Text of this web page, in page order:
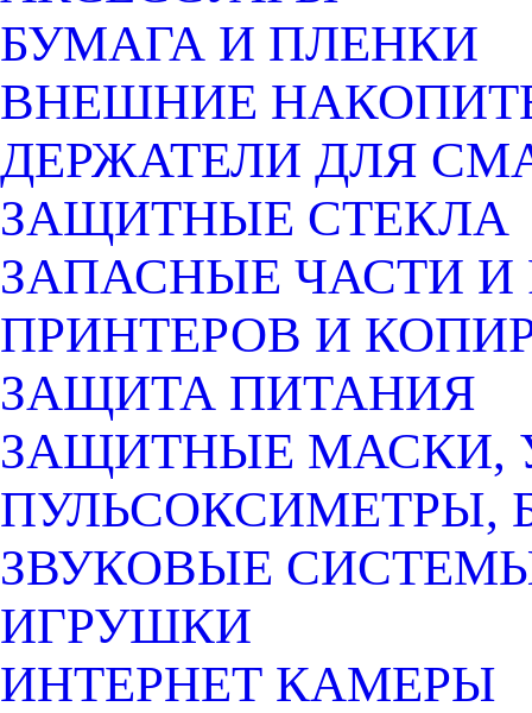
БУМАГА И ПЛЕНКИ
ВНЕШНИЕ
ДЕРЖАТЕЛИ ДЛЯ
ЗАЩИТНЫЕ СТЕКЛА
ЗАПАСНЫЕ ЧАСТИ
ПРИНТЕРОВ И
ЗАЩИТА ПИТАНИЯ
ЗАЩИТНЫЕ МАСКИ,
ПУЛЬСОКСИМЕТРЫ,
ЗВУКОВЫЕ
ИГРУШКИ
ИНТЕРНЕТ КАМЕРЫ